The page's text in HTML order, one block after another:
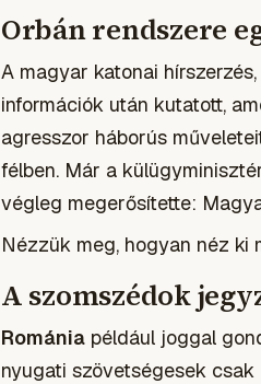
Orbán rendszere
A magyar katonai
információk után kutatott,
agresszor háborús
félben. Már a
végleg megerősítette:
Nézzük meg, hogyan néz ki
A szomszédok
Románia például joggal
nyugati szövetségesek